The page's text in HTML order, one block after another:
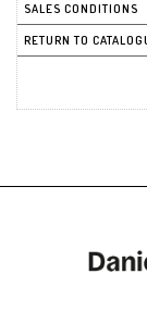
SALES CONDITIONS
RETURN TO